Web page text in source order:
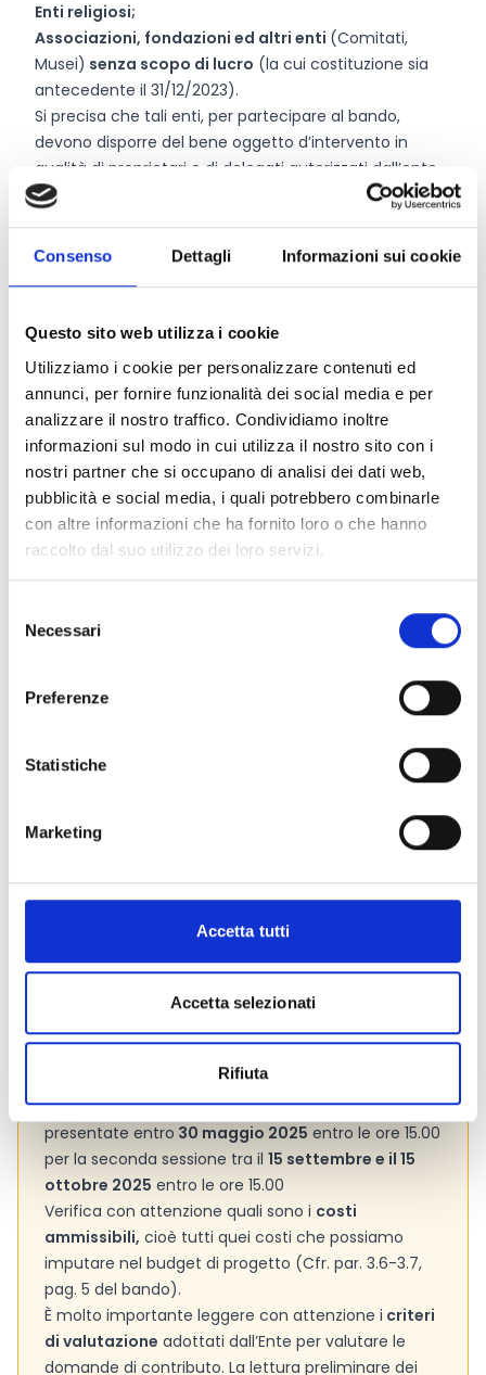
Consenso Dettagli Informazioni sui cookie
Questo sito web utilizza i cookie
Utilizziamo i cookie per personalizzare contenuti ed
annunci, per fornire funzionalità dei social media e per
analizzare il nostro traffico. Condividiamo inoltre
informazioni sul modo in cui utilizza il nostro sito con i
nostri partner che si occupano di analisi dei dati web,
pubblicità e social media, i quali potrebbero combinarle
con altre informazioni che ha fornito loro o che hanno
raccolto dal suo utilizzo dei loro servizi.
delNecessari
Preferenze
Statistiche
Marketing
Accetta tutti
Accetta selezionati
Rifiuta
Enti religiosi;
Associazioni, fondazioni ed altri enti (Comitati,
Musei) senza scopo di lucro (la cui costituzione sia
antecedente il 31/12/2023).
Si precisa che tali enti, per partecipare al bando,
devono disporre del bene oggetto d’intervento in
qualità di proprietari o di delegati autorizzati dall’ente
proprietario aventi i requisiti stabili dal
Regolamento
Sono escluse
le persone fisiche sia nella veste di
proprietari dei beni oggetto del bando sia in qualità di
Entità del contributo
Il singolo contributo non potrà essere superiore ad
40.000 Euro.
Attenzione! Non è fissata una soglia minima di
cofinanziamento. La capacità di cofinanziamento
acquisito da parte del soggetto richiedente
costituisce, tuttavia, elemento di priorità in relazione
alla selezione della richiesta e pertantonon possono
cofinanziamento
(Cfr. par. 3.6, pag. 5 del bando).
Link e Documenti
Pagina web per formulari e documenti
Obiettivi dell’Agenda 2030 per lo Sviluppo Sostenibile
ufficiale del bando per gli aggiornamenti e le
Consigli degli esperti
per la prima sessione le domande devono essere
presentate entro 30 maggio 2025 entro le ore 15.00
per la seconda sessione tra il 15 settembre e il 15
ottobre 2025 entro le ore 15.00
Verifica con attenzione quali sono i costi
ammissibili, cioè tutti quei costi che possiamo
imputare nel budget di progetto (Cfr. par. 3.6-3.7,
pag. 5 del bando).
È molto importante leggere con attenzione i criteri
di valutazione adottati dall’Ente per valutare le
domande di contributo. La lettura preliminare dei